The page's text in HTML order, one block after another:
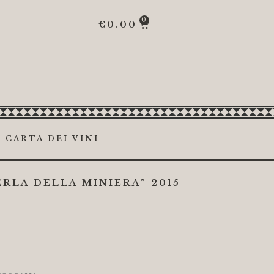
€ 0.00 0
CARTA DEI VINI
DELLA MINIERA” 2015